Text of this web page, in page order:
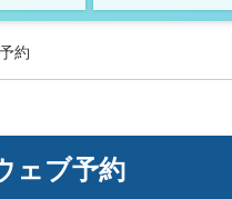
約
ェブ予約